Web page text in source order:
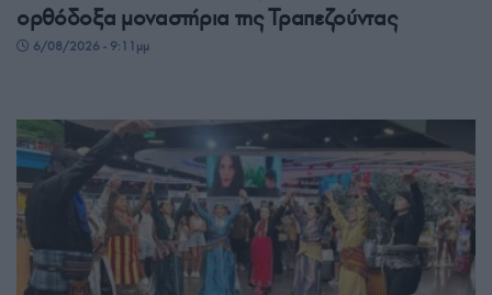
ορθόδοξα μοναστήρια της Τραπεζούντας
6/08/2026 - 9:11μμ